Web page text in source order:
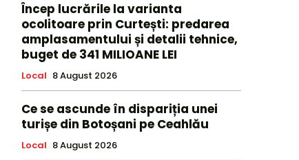
Încep lucrările la varianta
ocolitoare prin Curtești: predarea
amplasamentului și detalii tehnice,
buget de 341 MILIOANE LEI
Local 8 August 2026
Ce se ascunde în dispariția unei
turișe din Botoșani pe Ceahlău
Local 8 August 2026